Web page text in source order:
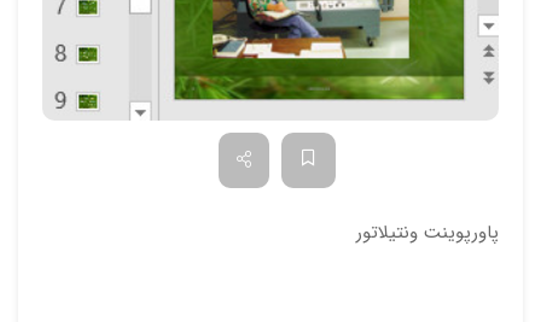
پاورپوینت ونتیلاتور